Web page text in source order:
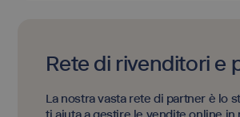
Rete di rivenditori e
La nostra vasta rete di partner è lo